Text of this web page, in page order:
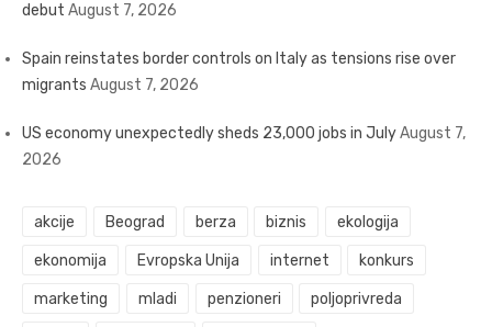
debut August 7, 2026
Spain reinstates border controls on Italy as tensions rise over
migrants August 7, 2026
US economy unexpectedly sheds 23,000 jobs in JulyAugust 7,
2026
akcije Beograd berza biznis ekologija
ekonomija Evropska Unija internet konkurs
marketing mladi penzioneri poljoprivreda